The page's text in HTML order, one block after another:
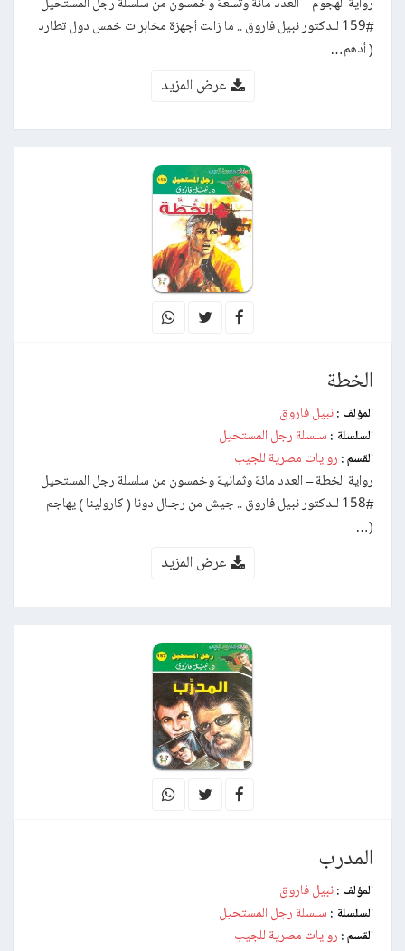
رواية الهجوم – العدد مائة وتسعة وخمسون من سلسلة رجل المستحيل
#159 للدكتور نبيل فاروق .. ما زالت أجهزة مخابرات خمس دول تطارد
( أدهم…
عرض المزيد
الخطة
المؤلف : نبيل فاروق
السلسلة : سلسلة رجل المستحيل
القسم : روايات مصرية للجيب
رواية الخطة – العدد مائة وثمانية وخمسون من سلسلة رجل المستحيل
#158 للدكتور نبيل فاروق .. جيش من رجـال دونا ( كارولينا ) يهاجم
(…
عرض المزيد
المدرب
المؤلف : نبيل فاروق
السلسلة : سلسلة رجل المستحيل
القسم : روايات مصرية للجيب